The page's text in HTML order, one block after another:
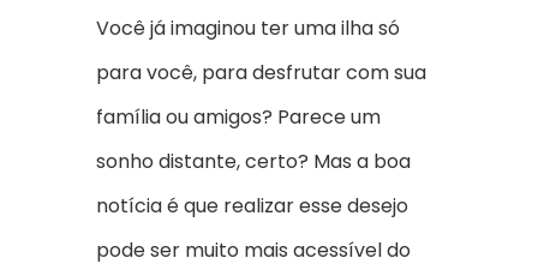
Você já imaginou ter uma ilha só
para você, para desfrutar com sua
família ou amigos? Parece um
sonho distante, certo? Mas a boa
notícia é que realizar esse desejo
pode ser muito mais acessível do